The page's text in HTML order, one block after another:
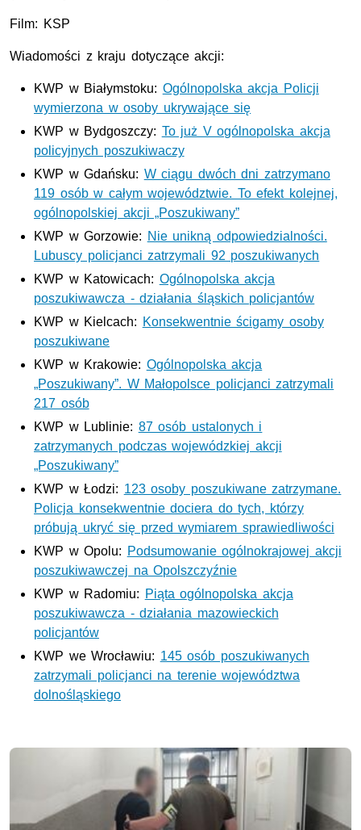
Film: KSP
Wiadomości z kraju dotyczące akcji:
KWP w Białymstoku: Ogólnopolska akcja Policji
wymierzona w osoby ukrywające się
KWP w Bydgoszczy: To już V ogólnopolska akcja
policyjnych poszukiwaczy
KWP w Gdańsku: W ciągu dwóch dni zatrzymano
119 osób w całym województwie. To efekt kolejnej,
ogólnopolskiej akcji „Poszukiwany”
KWP w Gorzowie: Nie unikną odpowiedzialności.
Lubuscy policjanci zatrzymali 92 poszukiwanych
KWP w Katowicach: Ogólnopolska akcja
poszukiwawcza - działania śląskich policjantów
KWP w Kielcach: Konsekwentnie ścigamy osoby
poszukiwane
KWP w Krakowie: Ogólnopolska akcja
„Poszukiwany”. W Małopolsce policjanci zatrzymali
217 osób
KWP w Lublinie: 87 osób ustalonych i
zatrzymanych podczas wojewódzkiej akcji
„Poszukiwany”
KWP w Łodzi: 123 osoby poszukiwane zatrzymane.
Policja konsekwentnie dociera do tych, którzy
próbują ukryć się przed wymiarem sprawiedliwości
KWP w Opolu: Podsumowanie ogólnokrajowej akcji
poszukiwawczej na Opolszczyźnie
KWP w Radomiu: Piąta ogólnopolska akcja
poszukiwawcza - działania mazowieckich
policjantów
KWP we Wrocławiu: 145 osób poszukiwanych
zatrzymali policjanci na terenie województwa
dolnośląskiego